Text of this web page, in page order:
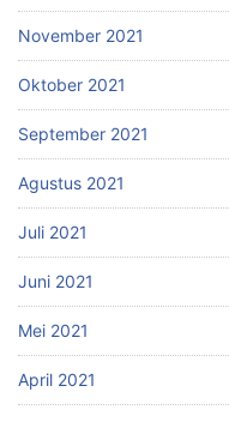
November 2021
Oktober 2021
September 2021
Agustus 2021
Juli 2021
Juni 2021
Mei 2021
April 2021